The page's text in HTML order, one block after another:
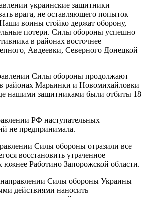
украинские защитники
врага, не оставляющего попыток
воины стойко держат оборону,
потери. Силы обороны успешно
в районах восточнее
Авдеевки, Северного Донецкой
Силы обороны продолжают
районах Марьинки и Новомихайловки
нашими защитниками были отбиты 18
РФ наступательных
не предпринимала.
Силы обороны отразили все
восстановить утраченное
южнее Работино Запорожской области.
Силы обороны Украины
действиями наносить